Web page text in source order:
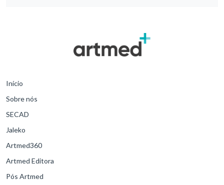
Início
Sobre nós
SECAD
Jaleko
Artmed360
Artmed Editora
Pós Artmed